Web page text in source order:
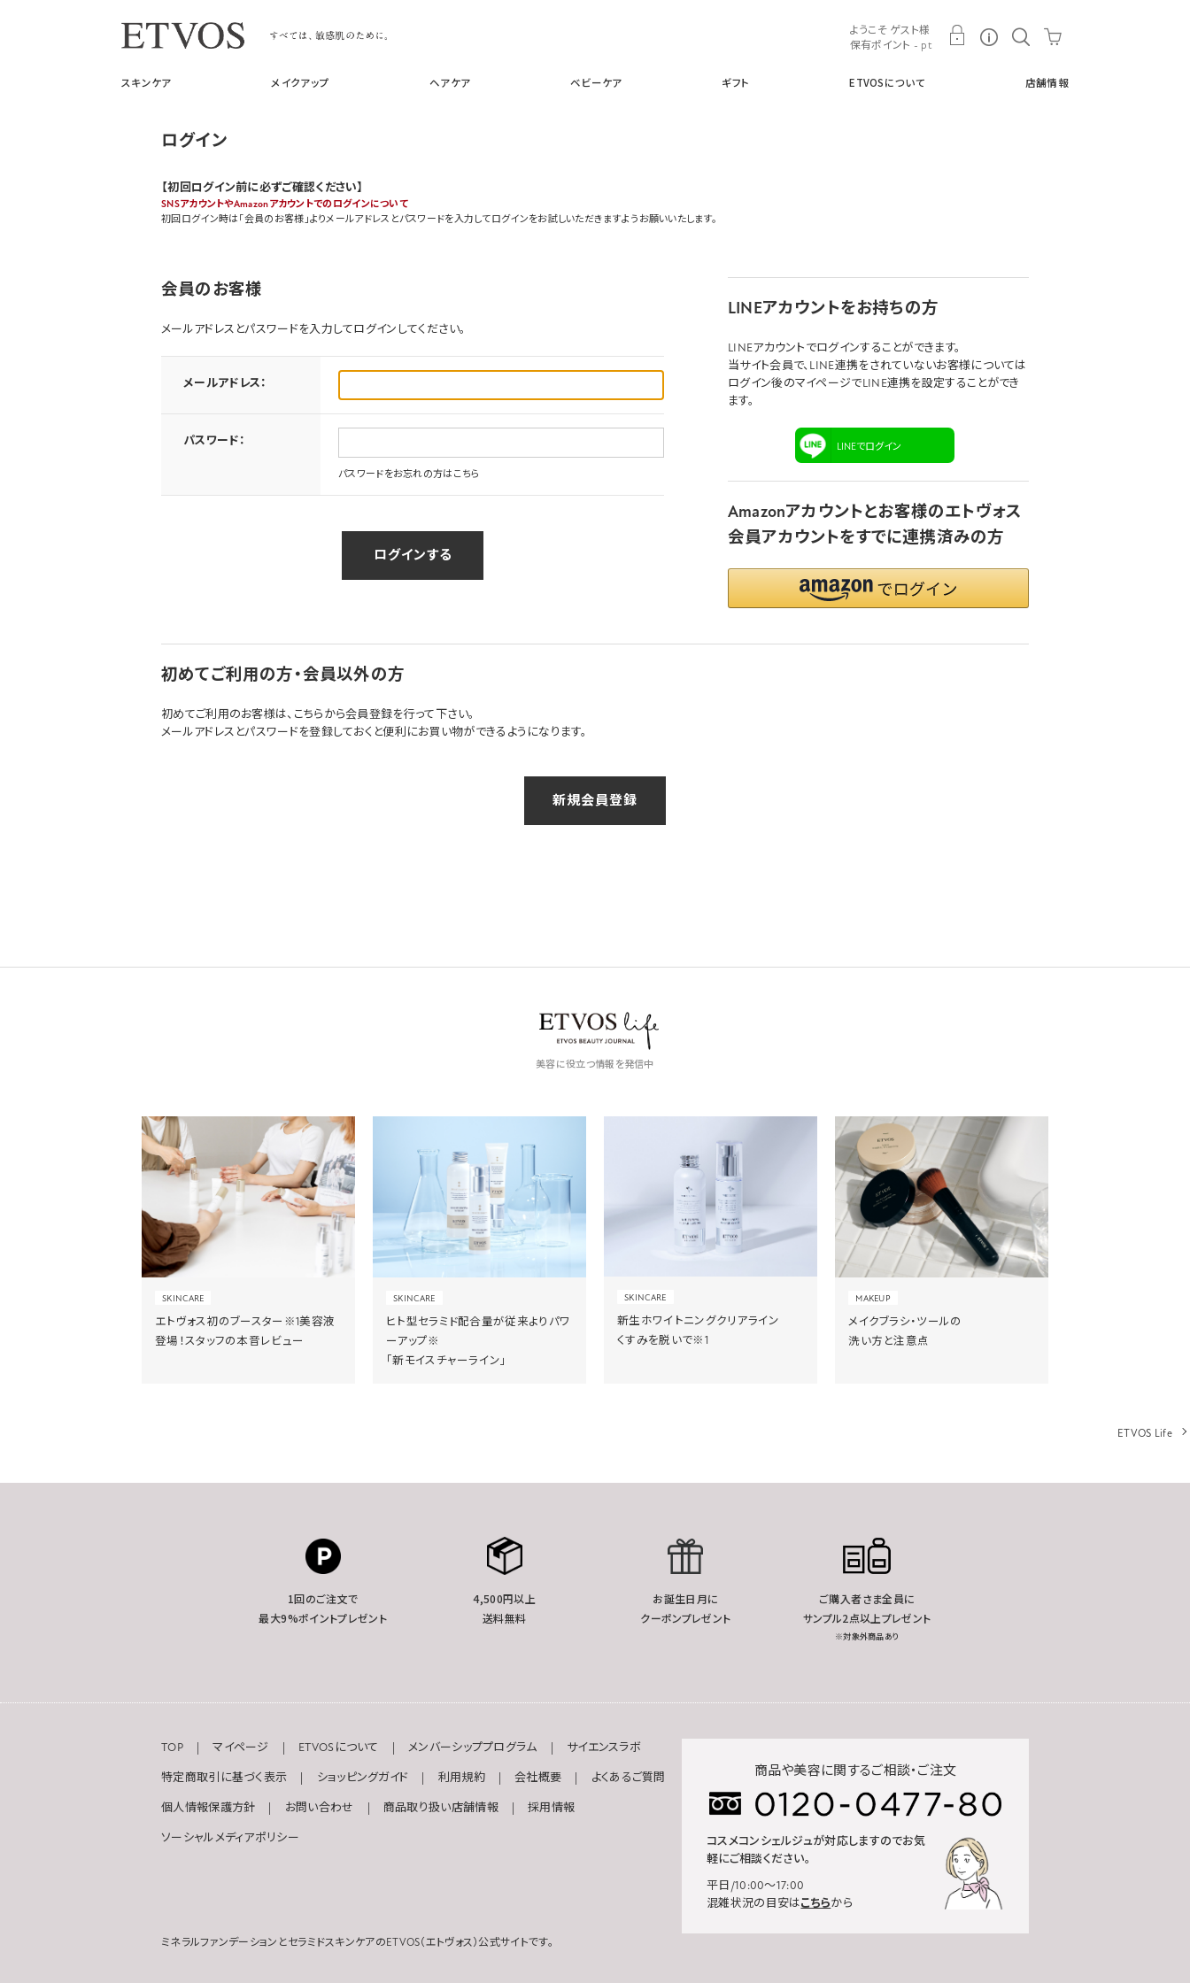
スキンケア メイクアップ ヘアケア ベビーケア ギフト ETVOSについて 店舗情報
ようこそ ゲスト様
保有ポイント - pt
ログイン
【初回ログイン前に必ずご確認ください】
SNSアカウントやAmazonアカウントでのログインについて
初回ログイン時は「会員のお客様」よりメールアドレスとパスワードを入力してログインをお試しいただきますようお願いいたします。
会員のお客様
メールアドレスとパスワードを入力してログインしてください。
メールアドレス：
パスワード：
パスワードをお忘れの方はこちら
LINEアカウントをお持ちの方
LINEアカウントでログインすることができます。
当サイト会員で、LINE連携をされていないお客様については
ログイン後のマイページでLINE連携を設定することができ
ます。
LINEでログイン
Amazonアカウントとお客様のエトヴォス
会員アカウントをすでに連携済みの方
初めてご利用の方・会員以外の方
初めてご利用のお客様は、こちらから会員登録を行って下さい。
メールアドレスとパスワードを登録しておくと便利にお買い物ができるようになります。
美容に役立つ情報を発信中
SKINCARE
エトヴォス初のブースター※1美容液
登場！スタッフの本音レビュー
SKINCARE
ヒト型セラミド配合量が従来よりパワ
ーアップ※
「新モイスチャーライン」
SKINCARE
新生ホワイトニングクリアライン
くすみを脱いで※1
MAKEUP
メイクブラシ・ツールの
洗い方と注意点
ETVOS Life
1回のご注文で
最大9%ポイントプレゼント
4,500円以上
送料無料
お誕生日月に
クーポンプレゼント
ご購入者さま全員に
サンプル2点以上プレゼント
※対象外商品あり
TOP マイページ ETVOSについて メンバーシッププログラム サイエンスラボ
特定商取引に基づく表示 ショッピングガイド 利用規約 会社概要 よくあるご質問
個人情報保護方針 お問い合わせ 商品取り扱い店舗情報 採用情報
ソーシャルメディアポリシー
ミネラルファンデーションとセラミドスキンケアのETVOS（エトヴォス）公式サイトです。
商品や美容に関するご相談・ご注文
コスメコンシェルジュが対応しますのでお気
軽にご相談ください。
平日/10:00～17:00
混雑状況の目安はこちらから